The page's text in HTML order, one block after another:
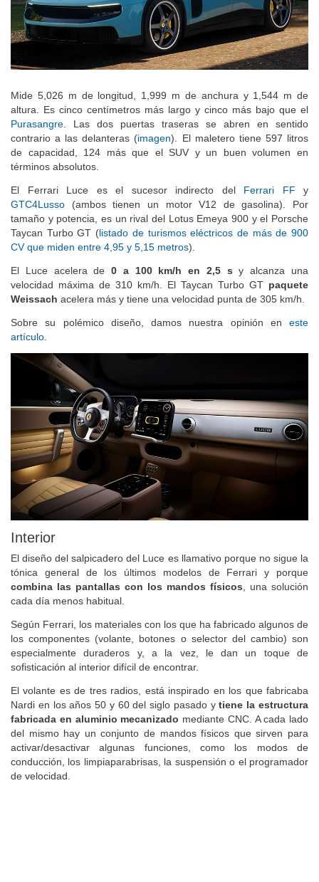
Mide 5,026 m de longitud, 1,999 m de anchura y 1,544 m de
altura. Es cinco centímetros más largo y cinco más bajo que el
Purasangre . Las dos puertas traseras se abren en sentido
contrario a las delanteras (imagen). El maletero tiene 597 litros
de capacidad, 124 más que el SUV y un buen volumen en
términos absolutos.
El Ferrari Luce es el sucesor indirecto del Ferrari FF y
GTC4Lusso (ambos tienen un motor V12 de gasolina). Por
tamaño y potencia, es un rival del Lotus Emeya 900 y el Porsche
Taycan Turbo GT (listado de turismos eléctricos de más de 900
CV que miden entre 4,95 y 5,15 metros).
El Luce acelera de0 a 100 km/h en 2,5 s y alcanza una
velocidad máxima de 310 km/h. El Taycan Turbo GT paquete
Weissach acelera más y tiene una velocidad punta de 305 km/h.
Sobre su polémico diseño, damos nuestra opinión en este
artículo
Interior
El diseño del salpicadero del Luce es llamativo porque no sigue la
tónica general de los últimos modelos de Ferrari y porque
combina las pantallas con los mandos físicos , una solución
cada día menos habitual.
Según Ferrari, los materiales con los que ha fabricado algunos de
los componentes (volante, botones o selector del cambio) son
especialmente duraderos y, a la vez, le dan un toque de
sofisticación al interior difícil de encontrar.
El volante es de tres radios, está inspirado en los que fabricaba
Nardi en los años 50 y 60 del siglo pasado ytiene la estructura
fabricada en aluminio mecanizado mediante CNC. A cada lado
del mismo hay un conjunto de mandos físicos que sirven para
activar/desactivar algunas funciones, como los modos de
conducción, los limpiaparabrisas, la suspensión o el programador
de velocidad.